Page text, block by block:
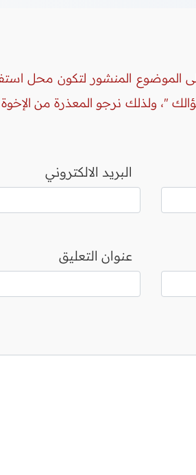
الموضوع المنشور لتكون محل
"، ولذلك نرجو المعذرة من
البريد الالكتروني
عنوان التعليق